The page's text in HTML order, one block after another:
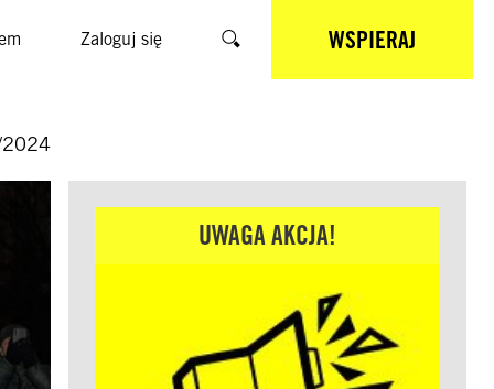
Zaloguj się
Szukaj WSPIERAJ
UWAGA AKCJA!